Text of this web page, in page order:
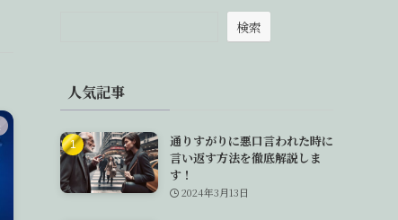
検索
人気記事
通りすがりに悪口言われた時に
言い返す方法を徹底解説しま
す！
2024年3月13日